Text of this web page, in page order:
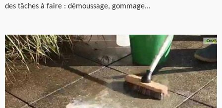
des tâches à faire : démoussage, gommage...